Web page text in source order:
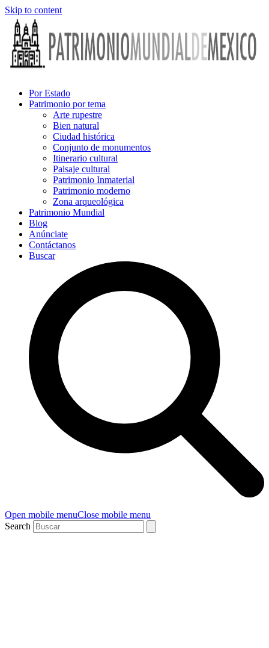
Skip to content
Por Estado
Patrimonio por tema
Arte rupestre
Bien natural
Ciudad histórica
Conjunto de monumentos
Itinerario cultural
Paisaje cultural
Patrimonio Inmaterial
Patrimonio moderno
Zona arqueológica
Patrimonio Mundial
Blog
Anúnciate
Contáctanos
Buscar
Open mobile menuClose mobile menu
Search